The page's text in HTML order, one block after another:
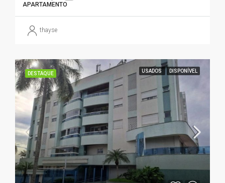
APARTAMENTO
thayse
DESTAQUE USADOS DISPONÍVEL